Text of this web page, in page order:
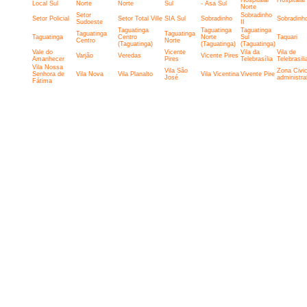
Local Sul
Norte
Norte
Sul
- Asa Sul
Norte
Setor Policial
Setor
Sudoeste
Setor Total Ville SIA Sul Sobradinho
Sobradinho
Taguatinga
Taguatinga
Centro
Taguatinga
Centro
(Taguatinga)
Taguatinga
Norte
Taguatinga
Norte
(Taguatinga)
Taguatinga
Sul
(Taguatinga)
Taquari
Vale do
Amanhecer
Varjão Veredas
Vicente
Pires
Vicente Pires Vila da
Telebrasília
Vila de
Vila Nossa
Senhora de
Fátima
Vila Nova Vila Planalto
Vila São
José
Vila Vicentina Vivente Pire Zona